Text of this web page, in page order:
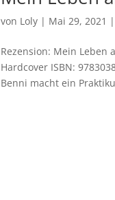
von Loly | Mai 29, 2021 |
Rezension: Mein Leben
Hardcover ISBN:
Benni macht ein